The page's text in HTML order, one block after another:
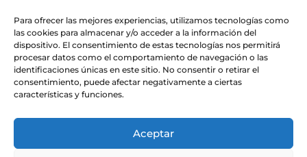
Para ofrecer las mejores experiencias, utilizamos tecnologías como
las cookies para almacenar y/o acceder a la información del
dispositivo. El consentimiento de estas tecnologías nos permitirá
procesar datos como el comportamiento de navegación o las
identificaciones únicas en este sitio. No consentir o retirar el
consentimiento, puede afectar negativamente a ciertas
características y funciones.
Aceptar
LEGAL
Aviso Legal
Política de privacidad
Condiciones de venta de la plataforma